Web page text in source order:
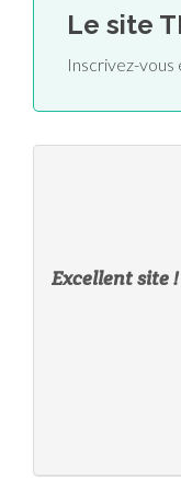
Le site
Inscrivez-
Excellent site